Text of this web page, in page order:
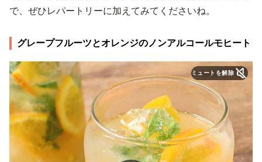
で、ぜひレパートリーに加えてみてくださいね。
グレープフルーツとオレンジのノンアルコールモヒート
ミュートを解除